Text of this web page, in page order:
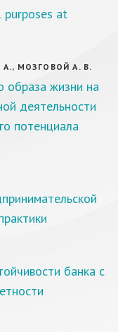
at
А., МОЗГОВОЙ А. В.
образа жизни на
деятельности
потенциала
банка с